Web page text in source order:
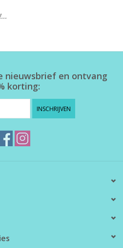
nieuwsbrief en ontvang
korting:
INSCHRIJVEN